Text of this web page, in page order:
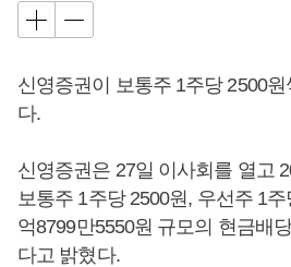
신영증권이 보통주 1주당 2500
다.
신영증권은 27일 이사회를 열고
보통주 1주당 2500원, 우선주 1
억8799만5550원 규모의 현금배
다고 밝혔다.